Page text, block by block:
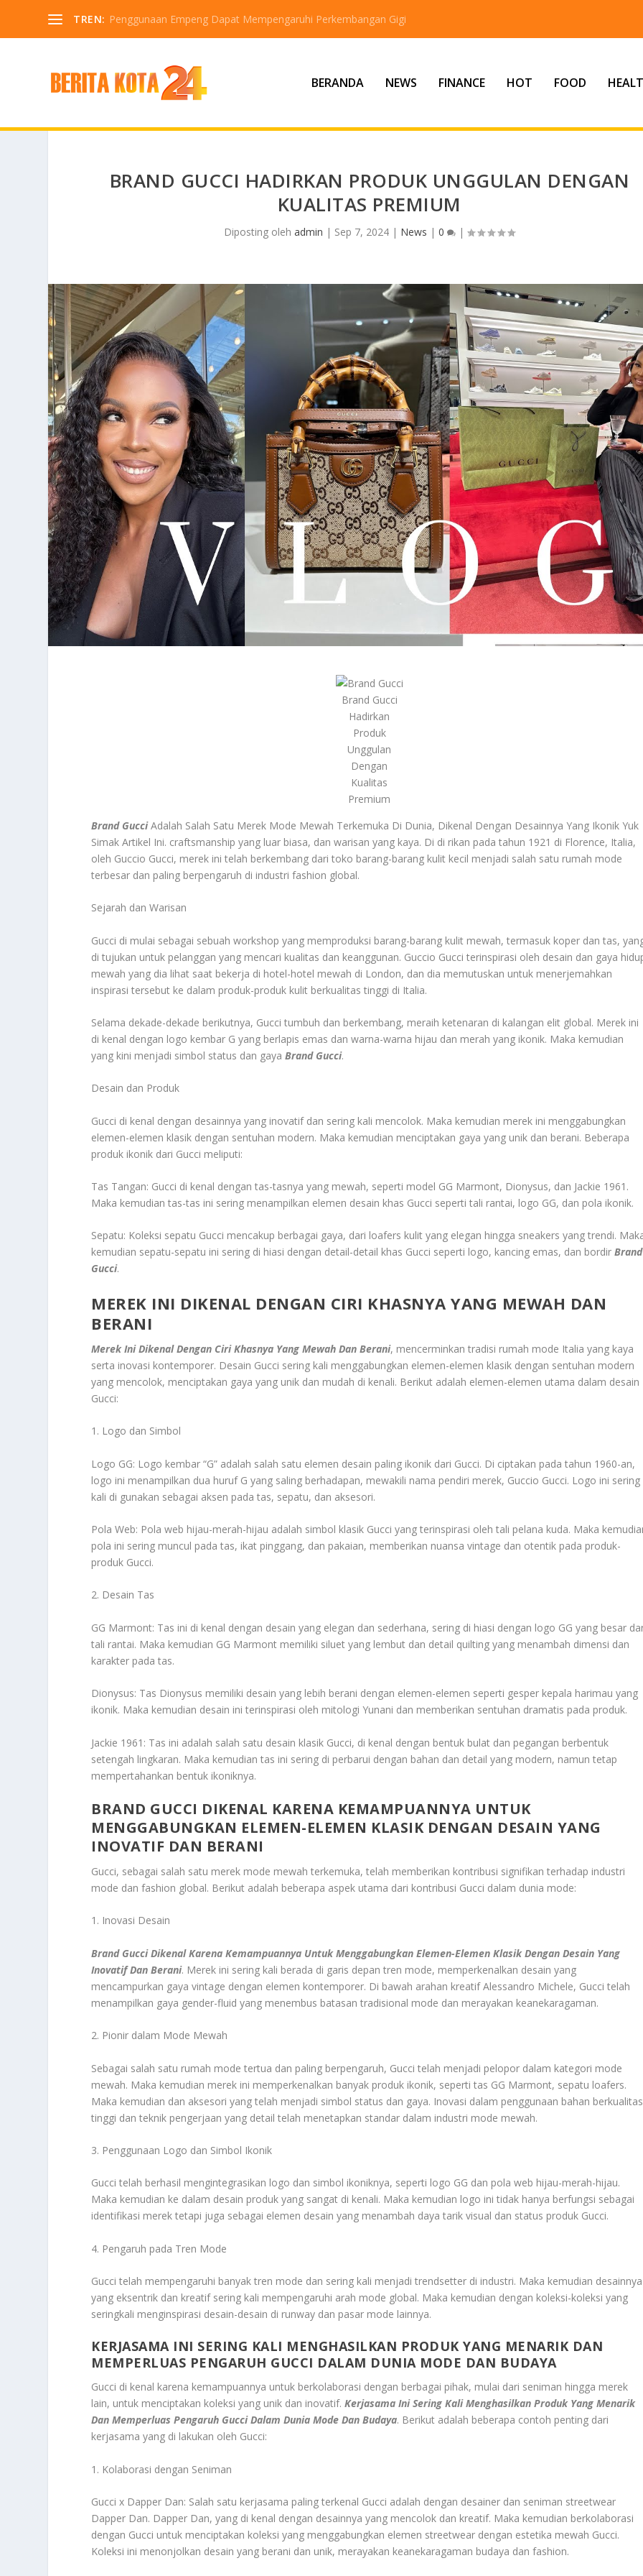
TREN: Penggunaan Empeng Dapat Mempengaruhi Perkembangan Gigi
BERANDA NEWS FINANCE HOT FOOD
BRAND GUCCI HADIRKAN PRODUK UNGGULAN DENGAN
KUALITAS PREMIUM
Diposting olehadmin | Sep 7, 2024 | News |0 |
Brand Gucci
Hadirkan
Produk
Unggulan
Dengan
Kualitas
Premium
Brand GucciAdalah Salah Satu Merek Mode Mewah Terkemuka Di Dunia, Dikenal Dengan Desainnya Yang Ikonik Yuk
Simak Artikel Ini. craftsmanship yang luar biasa, dan warisan yang kaya. Di di rikan pada tahun 1921 di Florence, Italia,
oleh Guccio Gucci, merek ini telah berkembang dari toko barang-barang kulit kecil menjadi salah satu rumah mode
terbesar dan paling berpengaruh di industri fashion global.
Sejarah dan Warisan
Gucci di mulai sebagai sebuah workshop yang memproduksi barang-barang kulit mewah, termasuk koper dan tas,
di tujukan untuk pelanggan yang mencari kualitas dan keanggunan. Guccio Gucci terinspirasi oleh desain dan gaya
mewah yang dia lihat saat bekerja di hotel-hotel mewah di London, dan dia memutuskan untuk menerjemahkan
inspirasi tersebut ke dalam produk-produk kulit berkualitas tinggi di Italia.
Selama dekade-dekade berikutnya, Gucci tumbuh dan berkembang, meraih ketenaran di kalangan elit global. Merek ini
di kenal dengan logo kembar G yang berlapis emas dan warna-warna hijau dan merah yang ikonik. Maka kemudian
yang kini menjadi simbol status dan gaya Brand Gucci.
Desain dan Produk
Gucci di kenal dengan desainnya yang inovatif dan sering kali mencolok. Maka kemudian merek ini menggabungkan
elemen-elemen klasik dengan sentuhan modern. Maka kemudian menciptakan gaya yang unik dan berani. Beberapa
produk ikonik dari Gucci meliputi:
Tas Tangan: Gucci di kenal dengan tas-tasnya yang mewah, seperti model GG Marmont, Dionysus, dan Jackie 1961.
Maka kemudian tas-tas ini sering menampilkan elemen desain khas Gucci seperti tali rantai, logo GG, dan pola ikonik.
Sepatu: Koleksi sepatu Gucci mencakup berbagai gaya, dari loafers kulit yang elegan hingga sneakers yang trendi.
kemudian sepatu-sepatu ini sering di hiasi dengan detail-detail khas Gucci seperti logo, kancing emas, dan bordir Brand
Gucci.
MEREK INI DIKENAL DENGAN CIRI KHASNYA YANG MEWAH DAN
BERANI
Merek Ini Dikenal Dengan Ciri Khasnya Yang Mewah Dan Berani, mencerminkan tradisi rumah mode Italia yang kaya
serta inovasi kontemporer. Desain Gucci sering kali menggabungkan elemen-elemen klasik dengan sentuhan modern
yang mencolok, menciptakan gaya yang unik dan mudah di kenali. Berikut adalah elemen-elemen utama dalam desain
Gucci:
1. Logo dan Simbol
Logo GG: Logo kembar “G” adalah salah satu elemen desain paling ikonik dari Gucci. Di ciptakan pada tahun 1960-an,
logo ini menampilkan dua huruf G yang saling berhadapan, mewakili nama pendiri merek, Guccio Gucci. Logo ini sering
kali di gunakan sebagai aksen pada tas, sepatu, dan aksesori.
Pola Web: Pola web hijau-merah-hijau adalah simbol klasik Gucci yang terinspirasi oleh tali pelana kuda. Maka
pola ini sering muncul pada tas, ikat pinggang, dan pakaian, memberikan nuansa vintage dan otentik pada produk-
produk Gucci.
2. Desain Tas
GG Marmont: Tas ini di kenal dengan desain yang elegan dan sederhana, sering di hiasi dengan logo GG yang besar
tali rantai. Maka kemudian GG Marmont memiliki siluet yang lembut dan detail quilting yang menambah dimensi dan
karakter pada tas.
Dionysus: Tas Dionysus memiliki desain yang lebih berani dengan elemen-elemen seperti gesper kepala harimau yang
ikonik. Maka kemudian desain ini terinspirasi oleh mitologi Yunani dan memberikan sentuhan dramatis pada produk.
Jackie 1961: Tas ini adalah salah satu desain klasik Gucci, di kenal dengan bentuk bulat dan pegangan berbentuk
setengah lingkaran. Maka kemudian tas ini sering di perbarui dengan bahan dan detail yang modern, namun tetap
mempertahankan bentuk ikoniknya.
BRAND GUCCI DIKENAL KARENA KEMAMPUANNYA UNTUK
MENGGABUNGKAN ELEMEN-ELEMEN KLASIK DENGAN DESAIN YANG
INOVATIF DAN BERANI
Gucci, sebagai salah satu merek mode mewah terkemuka, telah memberikan kontribusi signifikan terhadap industri
mode dan fashion global. Berikut adalah beberapa aspek utama dari kontribusi Gucci dalam dunia mode:
1. Inovasi Desain
Brand Gucci Dikenal Karena Kemampuannya Untuk Menggabungkan Elemen-Elemen Klasik Dengan Desain Yang
Inovatif Dan Berani. Merek ini sering kali berada di garis depan tren mode, memperkenalkan desain yang
mencampurkan gaya vintage dengan elemen kontemporer. Di bawah arahan kreatif Alessandro Michele, Gucci telah
menampilkan gaya gender-fluid yang menembus batasan tradisional mode dan merayakan keanekaragaman.
2. Pionir dalam Mode Mewah
Sebagai salah satu rumah mode tertua dan paling berpengaruh, Gucci telah menjadi pelopor dalam kategori mode
mewah. Maka kemudian merek ini memperkenalkan banyak produk ikonik, seperti tas GG Marmont, sepatu loafers.
Maka kemudian dan aksesori yang telah menjadi simbol status dan gaya. Inovasi dalam penggunaan bahan berkualitas
tinggi dan teknik pengerjaan yang detail telah menetapkan standar dalam industri mode mewah.
3. Penggunaan Logo dan Simbol Ikonik
Gucci telah berhasil mengintegrasikan logo dan simbol ikoniknya, seperti logo GG dan pola web hijau-merah-hijau.
Maka kemudian ke dalam desain produk yang sangat di kenali. Maka kemudian logo ini tidak hanya berfungsi sebagai
identifikasi merek tetapi juga sebagai elemen desain yang menambah daya tarik visual dan status produk Gucci.
4. Pengaruh pada Tren Mode
Gucci telah mempengaruhi banyak tren mode dan sering kali menjadi trendsetter di industri. Maka kemudian desainnya
yang eksentrik dan kreatif sering kali mempengaruhi arah mode global. Maka kemudian dengan koleksi-koleksi yang
seringkali menginspirasi desain-desain di runway dan pasar mode lainnya.
KERJASAMA INI SERING KALI MENGHASILKAN PRODUK YANG MENARIK DAN
MEMPERLUAS PENGARUH GUCCI DALAM DUNIA MODE DAN BUDAYA
Gucci di kenal karena kemampuannya untuk berkolaborasi dengan berbagai pihak, mulai dari seniman hingga merek
lain, untuk menciptakan koleksi yang unik dan inovatif.Kerjasama Ini Sering Kali Menghasilkan Produk Yang Menarik
Dan Memperluas Pengaruh Gucci Dalam Dunia Mode Dan Budaya. Berikut adalah beberapa contoh penting dari
kerjasama yang di lakukan oleh Gucci:
1. Kolaborasi dengan Seniman
Gucci x Dapper Dan: Salah satu kerjasama paling terkenal Gucci adalah dengan desainer dan seniman streetwear
Dapper Dan. Dapper Dan, yang di kenal dengan desainnya yang mencolok dan kreatif. Maka kemudian berkolaborasi
dengan Gucci untuk menciptakan koleksi yang menggabungkan elemen streetwear dengan estetika mewah Gucci.
Koleksi ini menonjolkan desain yang berani dan unik, merayakan keanekaragaman budaya dan fashion.